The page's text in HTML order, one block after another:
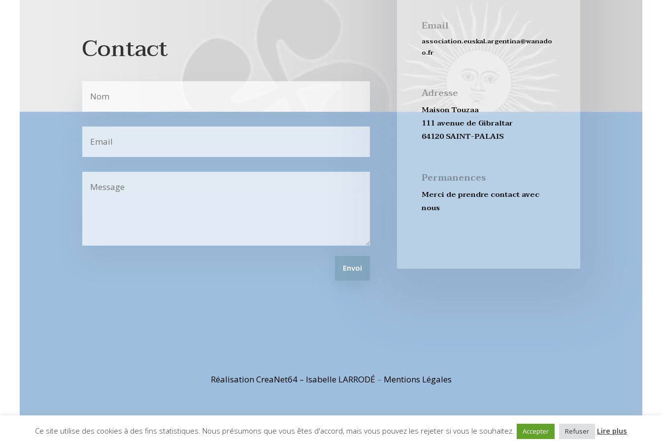
Contact
Envoi
Email
association.euskal.argentina@wanado
o.fr
Adresse
Maison Touzaa
111 avenue de Gibraltar
64120 SAINT-PALAIS
Permanences
Merci de prendre contact avec
nous
Réalisation CreaNet64 – Isabelle LARRODÉ – Mentions Légales
Ce site utilise des cookies à des fins statistiques. Nous présumons que vous êtes d'accord, mais vous pouvez les rejeter si vous le souhaitez. Accepter Refuser Lire plus